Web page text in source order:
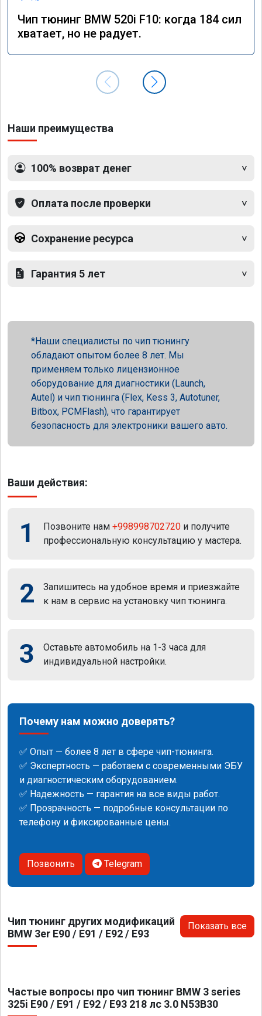
Чип тюнинг BMW 520i F10: когда 184 сил
хватает, но не радует.
Наши преимущества
100% возврат денег
Оплата после проверки
Сохранение ресурса
Гарантия 5 лет
Наши специалисты по чип тюнингу
обладают опытом более 8 лет. Мы
применяем только лицензионное
оборудование для диагностики (Launch,
Autel) и чип тюнинга (Flex, Kess 3, Autotuner,
Bitbox, PCMFlash), что гарантирует
безопасность для электроники вашего авто.
Ваши действия:
1 Позвоните нам +998998702720 и получите
профессиональную консультацию у мастера.
2
Запишитесь на удобное время и приезжайте
к нам в сервис на установку чип тюнинга.
3
Оставьте автомобиль на 1-3 часа для
индивидуальной настройки.
Почему нам можно доверять?
✅ Опыт — более 8 лет в сфере чип-тюнинга.
✅ Экспертность — работаем с современными ЭБУ
и диагностическим оборудованием.
✅ Надежность — гарантия на все виды работ.
✅ Прозрачность — подробные консультации по
телефону и фиксированные цены.
Позвонить Telegram
Чип тюнинг других модификаций
BMW 3er E90 / E91 / E92 / E93
Показать все
Частые вопросы про чип тюнинг BMW 3 series
325i E90 / E91 / E92 / E93 218 лс 3.0 N53B30